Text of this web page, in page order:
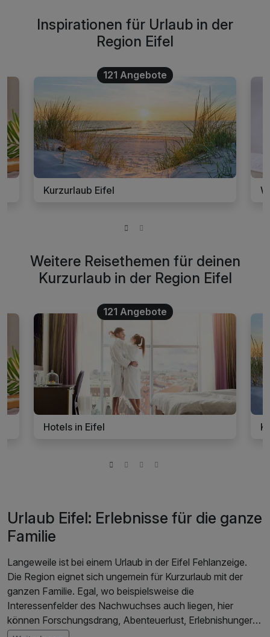
Inspirationen für Urlaub in der
Region Eifel
121 Angebote
Kurzurlaub Eifel
Weitere Reisethemen für deinen
Kurzurlaub in der Region Eifel
121 Angebote
Hotels in Eifel
Urlaub Eifel: Erlebnisse für die ganze
Familie
Langeweile ist bei einem Urlaub in der Eifel Fehlanzeige.
Die Region eignet sich ungemein für Kurzurlaub mit der
ganzen Familie. Egal, wo beispielsweise die
Interessenfelder des Nachwuchses auch liegen, hier
können Forschungsdrang, Abenteuerlust, Erlebnishunger
oder auch Actionsucht befriedigt werden. Ob als Zuhause